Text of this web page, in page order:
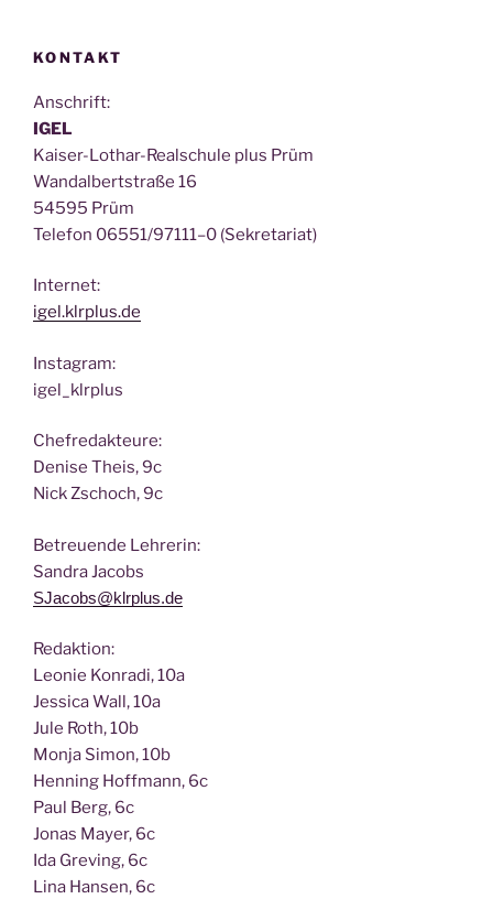
KONTAKT
Anschrift:
IGEL
Kai­ser-Lothar-Real­schu­le plus Prüm
Wan­dal­bert­stra­ße 16
54595 Prüm
Tele­fon 06551/97111–0 (Sekre­ta­ri­at)
Inter­net:
igel.klrplus.de
Insta­gram:
igel_klrplus
Chef­re­dak­teu­re:
Deni­se Theis, 9c
Nick Zscho­ch, 9c
Betreu­en­de Lehrerin:
San­dra Jacobs
SJacobs@klrplus.de
Redak­ti­on:
Leo­nie Kon­ra­di, 10a
Jes­si­ca Wall, 10a
Jule Roth, 10b
Mon­ja Simon, 10b
Hen­ning Hoff­mann, 6c
Paul Berg, 6c
Jonas May­er, 6c
Ida Gre­ving, 6c
Lina Han­sen, 6c